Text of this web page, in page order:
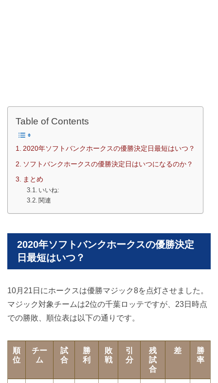
Table of Contents
2020年ソフトバンクホークスの優勝決定日最短はいつ？
ソフトバンクホークスの優勝決定日はいつになるのか？
まとめ
いいね:
関連
2020年ソフトバンクホークスの優勝決定
日最短はいつ？
10月21日にホークスは優勝マジック8を点灯させました。
マジック対象チームは2位の千葉ロッテですが、23日時点
での勝敗、順位表は以下の通りです。
順
位
チー
ム
試
合
勝
利
敗
戦
引
分
残
試
合
差
勝
率